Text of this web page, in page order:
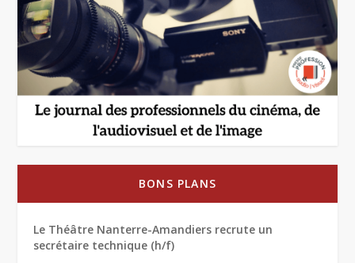
BONS PLANS
Le Théâtre Nanterre-Amandiers recrute un
secrétaire technique (h/f)